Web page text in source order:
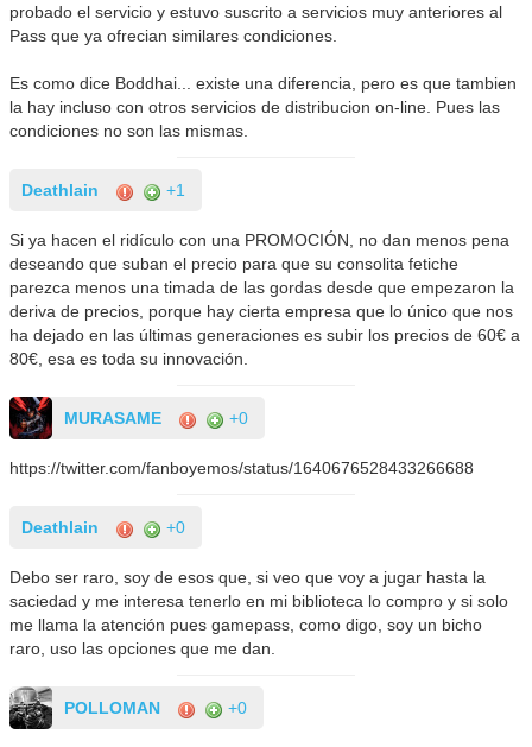
probado el servicio y estuvo suscrito a servicios muy anteriores al
Pass que ya ofrecian similares condiciones.
Es como dice Boddhai... existe una diferencia, pero es que tambien
la hay incluso con otros servicios de distribucion on-line. Pues las
condiciones no son las mismas.
Deathlain +1
Si ya hacen el ridículo con una PROMOCIÓN, no dan menos pena
deseando que suban el precio para que su consolita fetiche
parezca menos una timada de las gordas desde que empezaron la
deriva de precios, porque hay cierta empresa que lo único que nos
ha dejado en las últimas generaciones es subir los precios de 60€ a
80€, esa es toda su innovación.
MURASAME +0
https://twitter.com/fanboyemos/status/1640676528433266688
Deathlain +0
Debo ser raro, soy de esos que, si veo que voy a jugar hasta la
saciedad y me interesa tenerlo en mi biblioteca lo compro y si solo
me llama la atención pues gamepass, como digo, soy un bicho
raro, uso las opciones que me dan.
POLLOMAN +0